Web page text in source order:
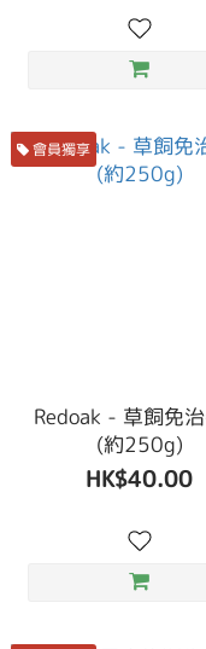
會員獨享
Redoak - 草飼免
(約250g)
HK$40.00